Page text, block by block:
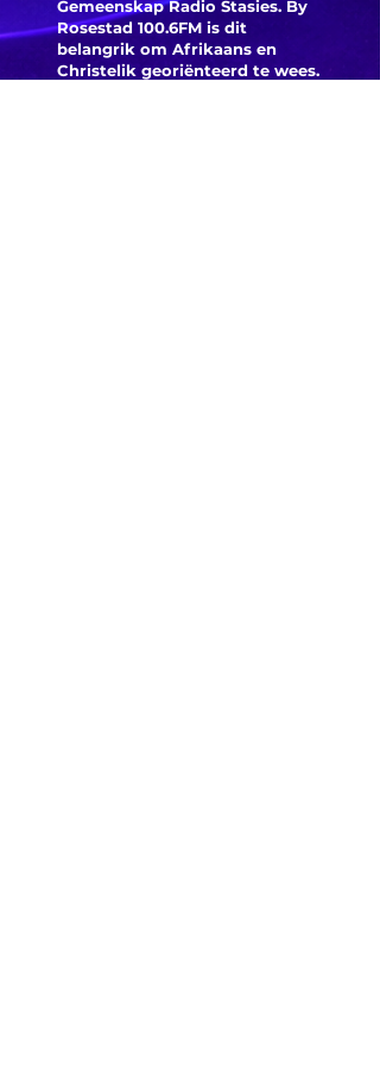
Gemeenskap Radio Stasies. By
Rosestad 100.6FM is dit
belangrik om Afrikaans en
Christelik georiënteerd te wees.